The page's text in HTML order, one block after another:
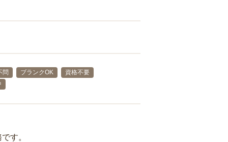
問 ブランクOK
資格不要
す。